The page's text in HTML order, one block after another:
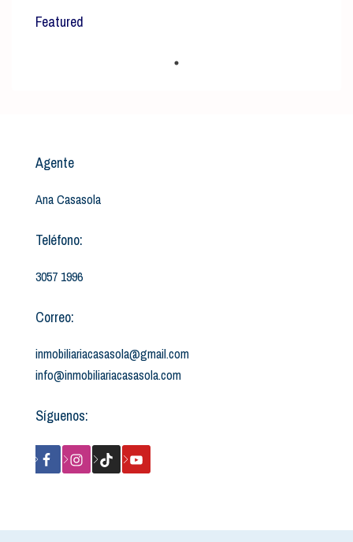
Featured
Agente
Ana Casasola
Teléfono:
3057 1996
Correo:
inmobiliariacasasola@gmail.com
info@inmobiliariacasasola.com
Síguenos: